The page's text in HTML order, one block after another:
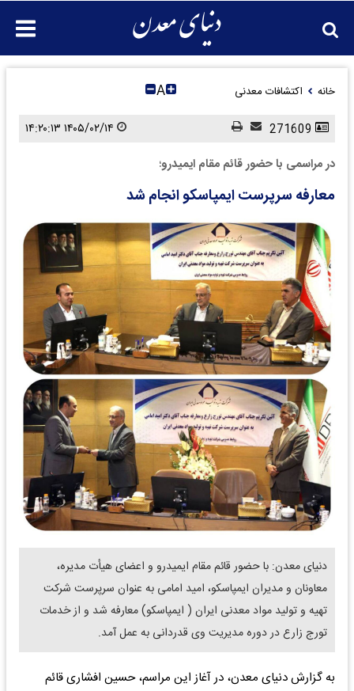
خانه اکتشافات معدنی A
در مراسمی با حضور قائم مقام ایمیدرو؛
معارفه سرپرست ایمپاسکو انجام شد
دنیای معدن: با حضور قائم مقام ایمیدرو و اعضای هیأت مدیره،
معاونان و مدیران ایمپاسکو، امید امامی به عنوان سرپرست شرکت
تهیه و تولید مواد معدنی ایران ( ایمپاسکو) معارفه شد و از خدمات
تورج زارع در دوره مدیریت وی قدردانی به عمل آمد.
به گزارش دنیای معدن، در آغاز این مراسم، حسین افشاری قائم